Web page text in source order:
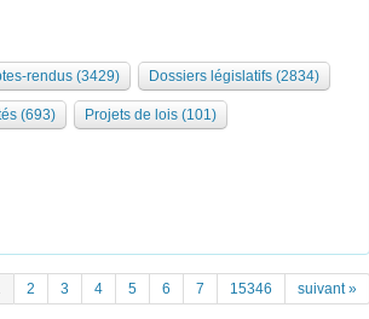
rendus (3429) Dossiers législatifs (2834)
(693) Projets de lois (101)
2 3 4 5 6 7 15346 suivant »